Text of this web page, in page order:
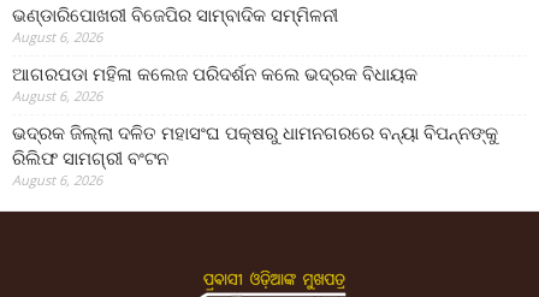
ଭଣ୍ଡାରିପୋଖରୀ ବିଜେପିର ସାମ୍ବାଦିକ ସମ୍ମିଳନୀ
August 6, 2026
ଆଗରପଡା ମହିଳା କଲେଜ ପରିଦର୍ଶନ କଲେ ଭଦ୍ରକ ବିଧାୟକ
August 6, 2026
ଭଦ୍ରକ ଜିଲ୍ଲା ଦଳିତ ମହାସଂଘ ପକ୍ଷରୁ ଧାମନଗରରେ ବନ୍ୟା ବିପନ୍ନଙ୍କୁ
ରିଲିଫ ସାମଗ୍ରୀ ବଂଟନ
August 6, 2026